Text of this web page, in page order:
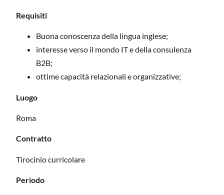
Requisiti
Buona conoscenza della lingua inglese;
interesse verso il mondo IT e della consulenza
B2B;
ottime capacità relazionali e organizzative;
Luogo
Roma
Contratto
Tirocinio curricolare
Periodo